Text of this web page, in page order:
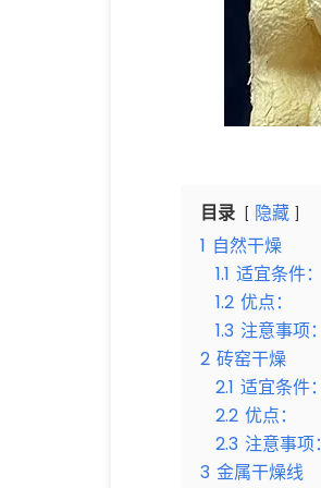
目录
隐藏
1 自然干燥
1.1 适宜条件：
1.2 优点：
1.3 注意事项：
2 砖窑干燥
2.1 适宜条件：
2.2 优点：
2.3 注意事项：
3 金属干燥线